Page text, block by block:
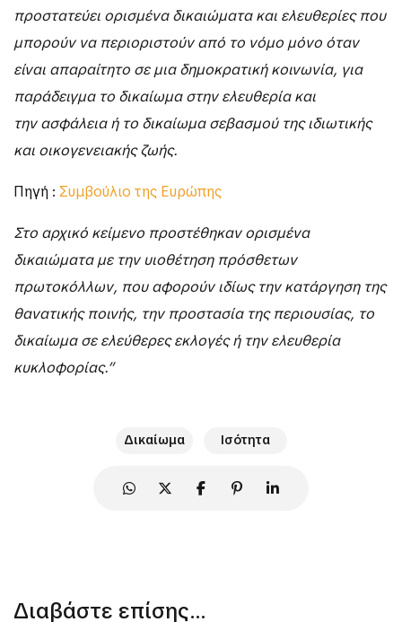
προστατεύει ορισμένα δικαιώματα και ελευθερίες που
μπορούν να περιοριστούν από το νόμο μόνο όταν
είναι απαραίτητο σε μια δημοκρατική κοινωνία, για
παράδειγμα το δικαίωμα στην ελευθερία και
τηνασφάλεια ή το δικαίωμα σεβασμού της ιδιωτικής
και οικογενειακής ζωής.
Πηγή : Συμβούλιο της Ευρώπης
Στο αρχικό κείμενο προστέθηκαν ορισμένα
δικαιώματα με την υιοθέτηση πρόσθετων
πρωτοκόλλων, που αφορούν ιδίως την κατάργηση της
θανατικήςποινής, την προστασία της περιουσίας, το
δικαίωμα σε ελεύθερες εκλογές ή τηνελευθερία
κυκλοφορίας.”
Δικαίωμα Ισότητα
Διαβάστε επίσης...